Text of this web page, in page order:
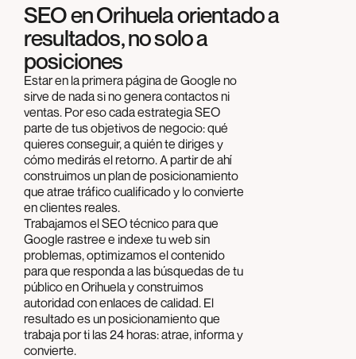
SEO en Orihuela orientado a
resultados, no solo a
posiciones
Estar en la primera página de Google no
sirve de nada si no genera contactos ni
ventas. Por eso cada estrategia SEO
parte de tus objetivos de negocio: qué
quieres conseguir, a quién te diriges y
cómo medirás el retorno. A partir de ahí
construimos un plan de posicionamiento
que atrae tráfico cualificado y lo convierte
en clientes reales.
Trabajamos el SEO técnico para que
Google rastree e indexe tu web sin
problemas, optimizamos el contenido
para que responda a las búsquedas de tu
público en Orihuela y construimos
autoridad con enlaces de calidad. El
resultado es un posicionamiento que
trabaja por ti las 24 horas: atrae, informa y
convierte.